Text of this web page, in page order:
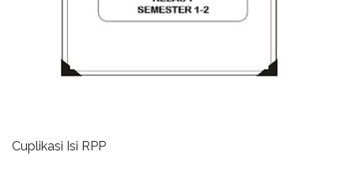
Cuplikasi Isi RPP